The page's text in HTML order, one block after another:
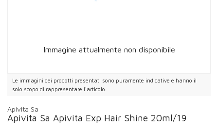
Immagine attualmente non disponibile
Le immagini dei prodotti presentati sono puramente indicative e hanno il
solo scopo di rappresentare l'articolo.
Apivita Sa
Apivita Sa Apivita Exp Hair Shine 20ml/19